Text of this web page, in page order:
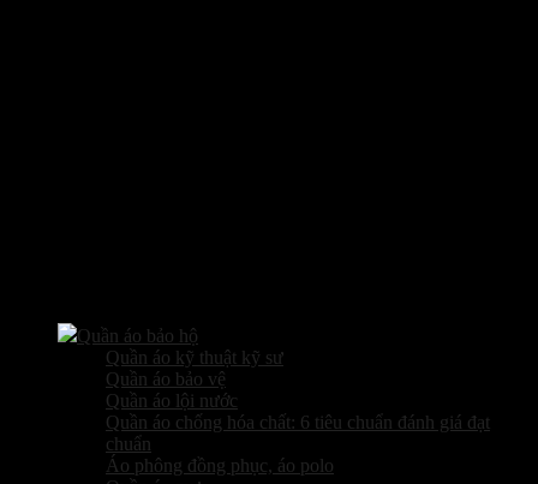
Quần áo bảo hộ
Quần áo kỹ thuật kỹ sư
Quần áo bảo vệ
Quần áo lội nước
Quần áo chống hóa chất: 6 tiêu chuẩn đánh giá đạt
chuẩn
Áo phông đồng phục, áo polo